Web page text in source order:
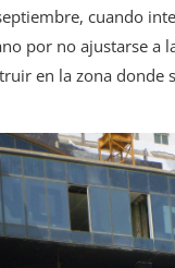
cuando
por no ajustarse a
en la zona donde